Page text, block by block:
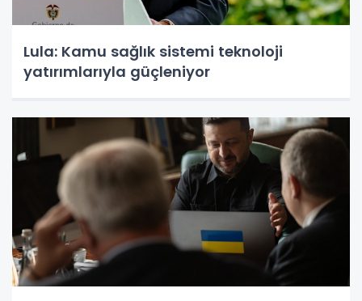
Lula: Kamu sağlık sistemi teknoloji
yatırımlarıyla güçleniyor